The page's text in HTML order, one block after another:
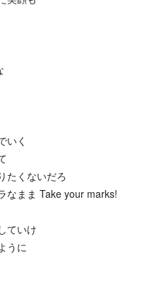
いく
たくないだろ
なまま Take your marks!
ていけ
うに